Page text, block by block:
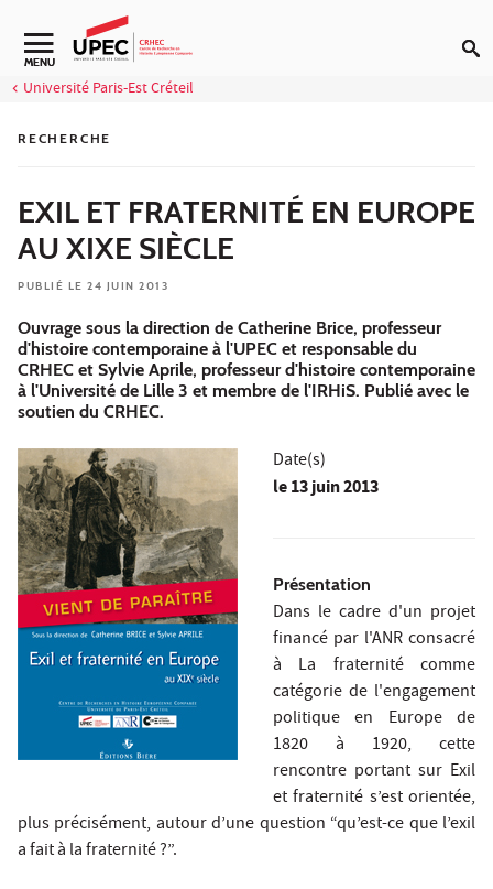
Aller au contenu
Navigation secondaire
MENU
Université Paris-Est Créteil
RECHERCHE
EXIL ET FRATERNITÉ EN EUROPE
AU XIXE SIÈCLE
PUBLIÉ LE 24 JUIN 2013
Ouvrage sous la direction de Catherine Brice, professeur
d'histoire contemporaine à l'UPEC et responsable du
CRHEC et Sylvie Aprile, professeur d'histoire contemporaine
à l'Université de Lille 3 et membre de l'IRHiS. Publié avec le
soutien du CRHEC.
Date(s)
le13 juin 2013
Présentation
Dans le cadre d'un projet
financé par l'ANR consacré
à La fraternité comme
catégorie de l'engagement
politique en Europe de
1820 à 1920, cette
rencontre portant sur Exil
et fraternité s’est orientée,
plus précisément, autour d’une question “qu’est-ce que l’exil
a fait à la fraternité ?”.